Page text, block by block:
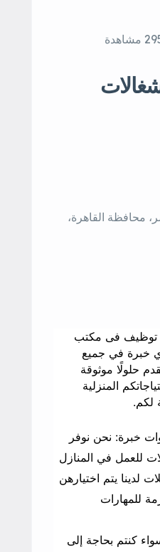
مشاهدة
محافظة القاهرة‬،
توظيف فى مكتب
خبرة في جميع
حلولًا موثوقة
المنزلية
لكم.
خبرة: نحن نوفر
للعمل في المنازل
لدينا يتم اختيارهن
للمهارات
كنتم بحاجة إلى